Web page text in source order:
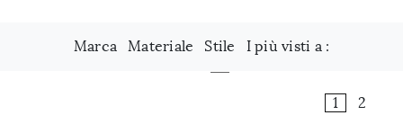
Marca Materiale Stile I più visti a :
1 2